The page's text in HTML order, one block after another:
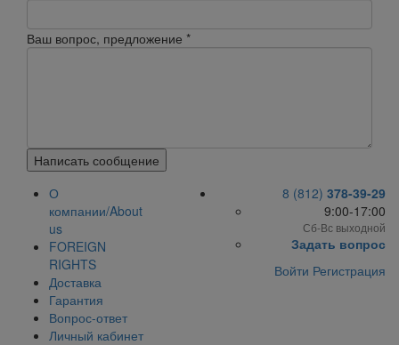
Ваш вопрос, предложение *
Написать сообщение
О
компании/About
us
FOREIGN
RIGHTS
Доставка
Гарантия
Вопрос-ответ
Личный кабинет
8 (812) 378-39-29
9:00-17:00
Сб-Вс выходной
Задать вопрос
Войти Регистрация